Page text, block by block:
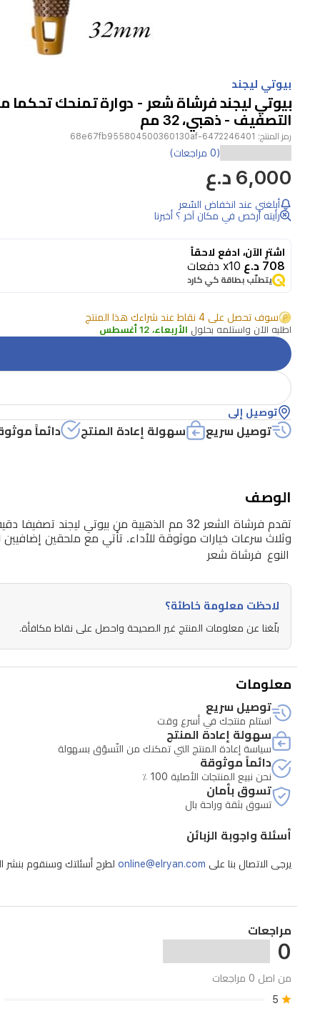
1
1
بيوتي ليجند
بيوتي ليجند فرشاة شعر - دوارة تمنحك تحكما
التصفيف - ذهبي، 32 مم
رمز المنتج: 6472246401-68e67fb955804500360130af
فرشاة
الشعر
32
الذهبية
من
ليجند
تصفيفا
دقيقا
مع
رأس
دوار
وكثافة
الشعر.
يخلق
32
مم
تموجات
ناعمة
وحجم
محكم،
بينما
يوفر
محرك
بقوة
400
وثلاث
سرعات
تأتي
مع
ملحقين
إضافيين
(0 مراجعات)
6,000 د.ع
أبلغني عند انخفاض السّعر
رأيته أرخص في مكان آخر ؟ أخبرنا
اشترِ الآن، ادفع لاحقاً
708 د.ع x10 دفعات
يتطلّب بطاقة كي كارد
سوف تحصل على 4 نقاط عند شراءك هذا المنتج
اطلبه الآن واستلمه بحلول الأربعاء، 12 أغسطس
توصيل إلى
توصيل سريع سهولة إعادة المنتج دائماً
الوصف
وثلاث سرعات خيارات موثوقة للأداء. تأتي مع ملحقين
النوع فرشاة شعر
لاحظت معلومة خاطئة؟
بلّغنا عن معلومات المنتج غير الصحيحة واحصل على نقاط مكافأة.
معلومات
توصيل سريع
استلم منتجك في أسرع وقت
سهولة إعادة المنتج
سياسة إعادة المنتج التي تمكنك من التّسوّق بسهولة
دائماً موثوقة
نحن نبيع المنتجات الأصلية 100 ٪
تسوق بأمان
تسوق بثقة وراحة بال
أسئلة واجوبة الزبائن
يرجى الاتصال بنا على online@elryan.com لطرح أسئلتك وسنقوم بنشر
مراجعات
0
من اصل 0 مراجعات
5